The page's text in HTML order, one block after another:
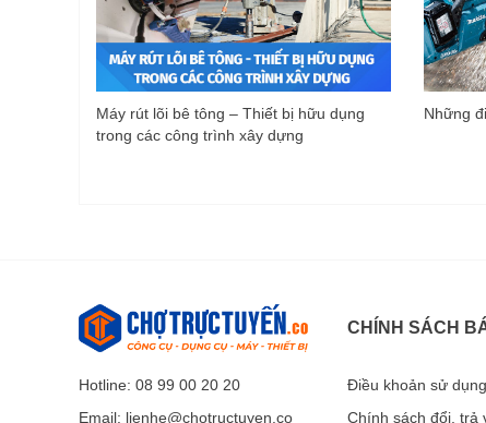
Máy rút lõi bê tông – Thiết bị hữu dụng
trong các công trình xây dựng
Những
Hotline: 08 99 00 20 20
Email: lienhe@chotructuyen.co
CHÍNH SÁCH
Điều khoản sử dụng
Chính sách đổi, trả